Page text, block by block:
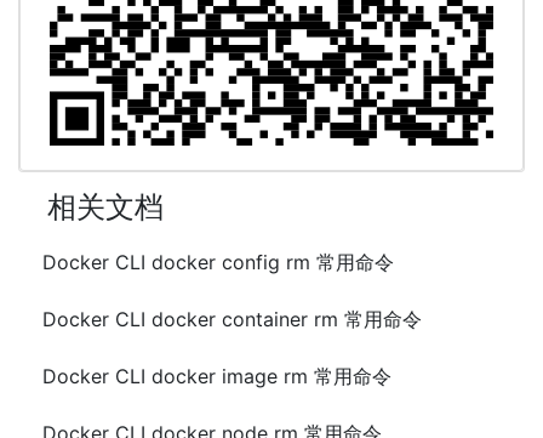
相关文档
Docker CLI docker config rm 常用命令
Docker CLI docker container rm 常用命令
Docker CLI docker image rm 常用命令